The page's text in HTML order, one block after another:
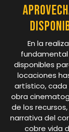
En la
fundamental
disponibles
locaciones
artístico, cada
obra
de los
narrativa del
cobre vida